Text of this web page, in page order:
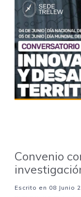
Convenio
Escrito en 08 Junio